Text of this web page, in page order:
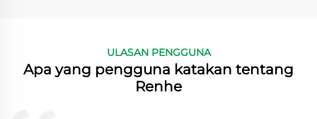
ULASAN PENGGUNA
Apa yang pengguna katakan tentang
Renhe